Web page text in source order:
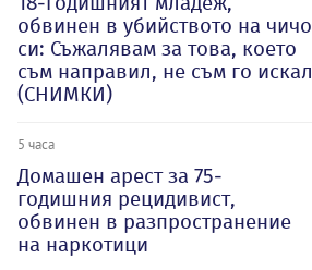
обвинен в убийството на чичо
си: Съжалявам за това, което
съм направил, не съм го искал
(СНИМКИ)
5 часа
Домашен арест за 75-
годишния рецидивист,
обвинен в разпространение
на наркотици